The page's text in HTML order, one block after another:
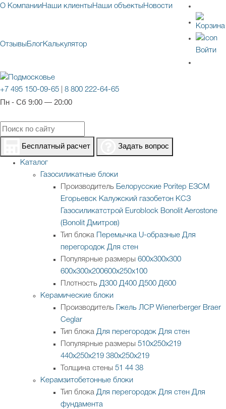
О КомпанииНаши клиентыНаши объектыНовости
ОтзывыБлогКалькулятор
Войти
+7 495 150-09-65 8 800 222-64-65
Пн - Сб 9:00 — 20:00
Бесплатный расчет Задать вопрос
Каталог
Газосиликатные блоки
Производитель Белорусские Poritep ЕЗСМ
Егорьевск Калужский газобетон КСЗ
Газосиликатстрой Euroblock Bonolit Aerostone
(Bonolit Дмитров)
Тип блока
Перемычка U-образные Для
перегородок Для стен
Популярные размеры 600х300х300
600х300х200600х250х100
Плотность Д300 Д400 Д500 Д600
Керамические блоки
Производитель
Гжель ЛСР Wienerberger Braer
Ceglar
Тип блока Для перегородок Для стен
Популярные размеры 510х250х219
440х250х219 380х250х219
Толщина стены 51 44 38
Керамзитобетонные блоки
Тип блока Для перегородок Для стен Для
фундамента